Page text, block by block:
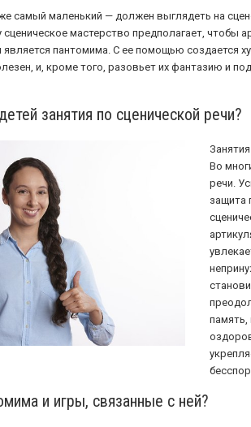
самый маленький — должен выглядеть на
сценическое мастерство предполагает,
пантомима. С ее помощью создается
и, кроме того, разовьет их фантазию и
занятия по сценической речи?
Во
речи.
защита
память,
и игры, связанные с ней?